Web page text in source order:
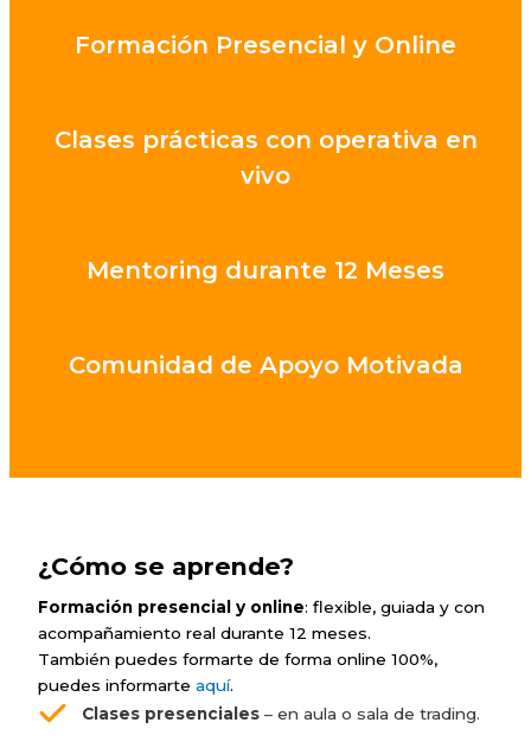
Formación Presencial y Online
Clases prácticas con operativa en
vivo
Mentoring durante 12 Meses
Comunidad de Apoyo Motivada
¿Cómo se aprende?
Formación presencial y online: flexible, guiada y con
acompañamiento real durante 12 meses.
También puedes formarte de forma online 100%,
puedes informarte aquí.
Clases presenciales – en aula o sala de trading.